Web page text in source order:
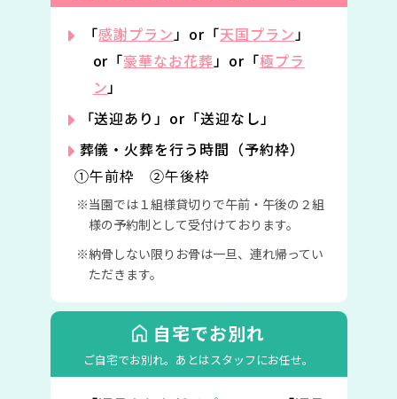
「感謝プラン」or「天国プラン」
or「豪華なお花葬」or「極プラ
ン」
「送迎あり」or「送迎なし」
葬儀・火葬を行う時間（予約枠）
①午前枠 ②午後枠
当園では１組様貸切りで午前・午後の２組
様の予約制として受付けております。
納骨しない限りお骨は一旦、連れ帰ってい
ただきます。
自宅でお別れ
ご自宅でお別れ。 あとはスタッフにお任せ。